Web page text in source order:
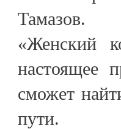
Тамазов.
«Женский
настоящее
сможет
пути.